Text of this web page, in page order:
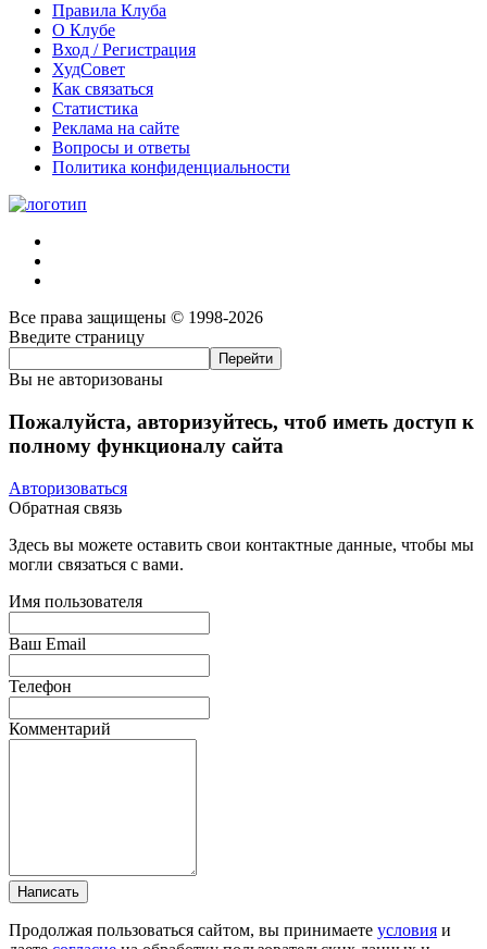
Правила Клуба
О Клубе
Вход / Регистрация
ХудСовет
Как связаться
Статистика
Реклама на сайте
Вопросы и ответы
Политика конфиденциальности
Все права защищены © 1998-2026
Введите страницу
Вы не авторизованы
Пожалуйста, авторизуйтесь, чтоб иметь доступ к
полному функционалу сайта
Авторизоваться
Обратная связь
Здесь вы можете оставить свои контактные данные, чтобы мы
могли связаться с вами.
Имя пользователя
Ваш Email
Телефон
Комментарий
Написать
Продолжая пользоваться сайтом, вы принимаете условия и